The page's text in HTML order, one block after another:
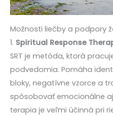
Možnosti liečby a podpory
1. Spiritual Response
SRT je metóda, ktorá
podvedomia. Pomáha
bloky, negatívne vzorce a
spôsobovať emocionálne
terapia je veľmi účinná pri